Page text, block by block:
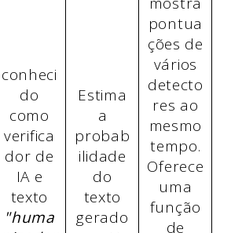
conheci
do
como
verifica
dor de
IA e
texto
"huma
Estima
a
probab
ilidade
do
texto
gerado
pontua
ções de
vários
detecto
res ao
mesmo
tempo.
Oferece
uma
função
de